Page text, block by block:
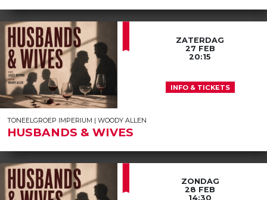
TONEELGROEP IMPERIUM | WOODY ALLEN
HUSBANDS & WIVES
ZATERDAG
27 FEB
20:15
INFO & TICKETS
ZONDAG
28 FEB
14:30